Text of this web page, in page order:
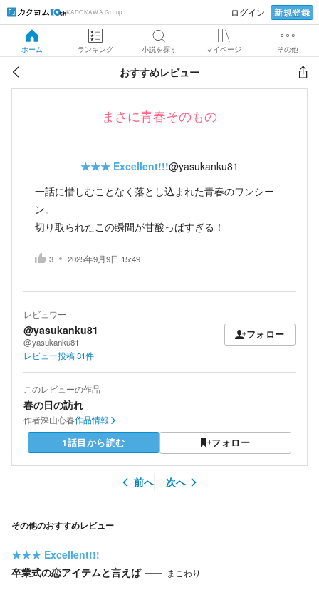
KADOKAWA Group ログイン 新規登録
ホーム ランキング 小説を探す マイページ その他
おすすめレビュー
まさに青春そのもの
★★★ Excellent!!!@yasukanku81
一話に惜しむことなく落とし込まれた青春のワンシー
ン。
切り取られたこの瞬間が甘酸っぱすぎる！
3 2025年9月9日 15:49
レビュワー
@yasukanku81
@yasukanku81
フォロー
レビュー投稿31件
このレビューの作品
春の日の訪れ
作者深山心春作品情報
1話目から読む フォロー
前へ 次へ
その他のおすすめレビュー
★★★ Excellent!!!
卒業式の恋アイテムと言えば
まこわり